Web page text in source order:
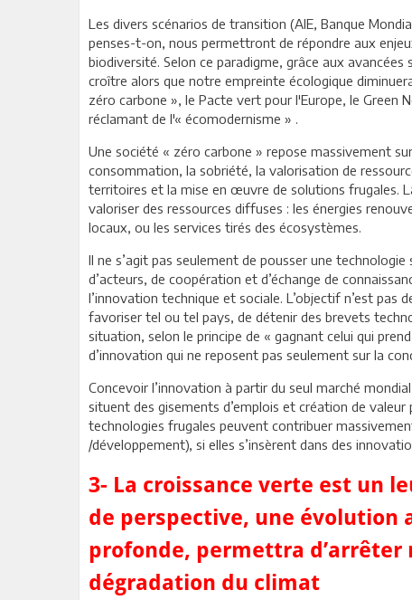
Les divers scénarios de transition (AIE, Banque
penses-t-on, nous permettront de répondre aux
biodiversité. Selon ce paradigme, grâce aux
croître alors que notre empreinte écologique
zéro carbone », le Pacte vert pour l'Europe, le Green
réclamant de l'« écomodernisme » .
Une société « zéro carbone » repose massivement
consommation, la sobriété, la valorisation de
territoires et la mise en œuvre de solutions frugales.
valoriser des ressources diffuses : les énergies
locaux, ou les services tirés des écosystèmes.
Il ne s’agit pas seulement de pousser une
d’acteurs, de coopération et d’échange de
l’innovation technique et sociale. L’objectif n’est
favoriser tel ou tel pays, de détenir des brevets
situation, selon le principe de « gagnant celui qui
d’innovation qui ne reposent pas seulement sur la
Concevoir l’innovation à partir du seul marché
situent des gisements d’emplois et création de
technologies frugales peuvent contribuer
/développement), si elles s’insèrent dans des
3- La croissance verte est un
de perspective, une évolution
profonde, permettra
dégradation du climat